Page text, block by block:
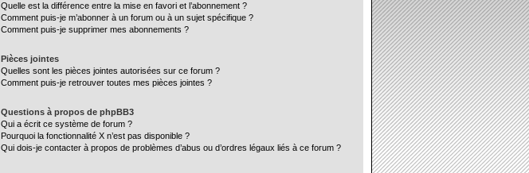
Quelle est la différence entre la mise en favori et l’abonnement ?
Comment puis-je m’abonner à un forum ou à un sujet spécifique ?
Comment puis-je supprimer mes abonnements ?
Pièces jointes
Quelles sont les pièces jointes autorisées sur ce forum ?
Comment puis-je retrouver toutes mes pièces jointes ?
Questions à propos de phpBB3
Qui a écrit ce système de forum ?
Pourquoi la fonctionnalité X n’est pas disponible ?
Qui dois-je contacter à propos de problèmes d’abus ou d’ordres légaux liés à ce forum ?